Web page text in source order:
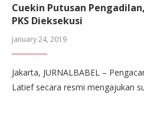
Cuekin Putusan
PKS Dieksekusi
January 24, 2019
Jakarta, JURNALBABEL –
Latief secara resmi mengajukan